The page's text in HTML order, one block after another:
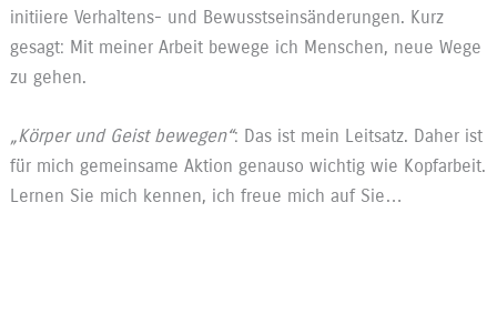
initiiere Verhaltens- und Bewusstseinsänderungen. Kurz
gesagt: Mit meiner Arbeit bewege ich Menschen, neue Wege
zu gehen.
„Körper und Geist bewegen“: Das ist mein Leitsatz. Daher ist
für mich gemeinsame Aktion genauso wichtig wie Kopfarbeit.
Lernen Sie mich kennen, ich freue mich auf Sie…